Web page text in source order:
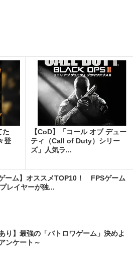
た
登
【CoD】「コール オブ デュー
ティ（Call of Duty）シリー
ズ」人気ラ...
ゲーム】オススメTOP10！ FPSゲーム
レイヤーが独...
り】最強の「バトロワゲーム」決めよ
ンケート～